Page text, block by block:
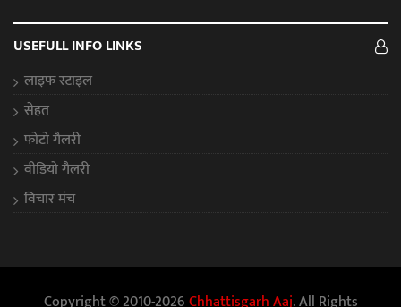
USEFULL INFO LINKS
लाइफ स्टाइल
सेहत
फोटो गैलरी
वीडियो गैलरी
विचार मंच
Copyright © 2010-2026Chhattisgarh Aaj. All Rights